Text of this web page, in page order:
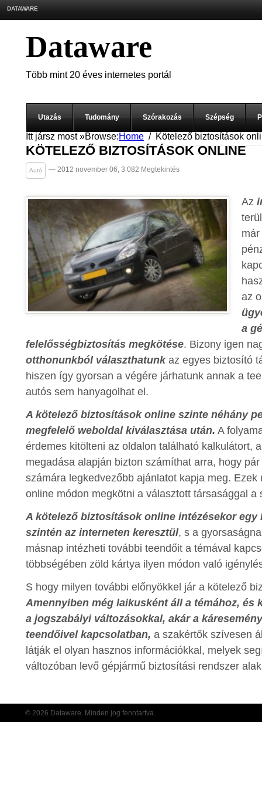
DATAWARE
Dataware
Több mint 20 éves internetes portál
Utazás Tudomány Szórakozás Szépség
Itt jársz most »Browse:Home Kötelező biztosítások
KÖTELEZŐ BIZTOSÍTÁSOK ONLINE
Autó — 2012 november 06, 3 082 Megtekintés
Az
az
a
felelősségbiztosítás megkötése. Bizony igen
otthonunkból választhatunk az egyes biztosító
hiszen így gyorsan a végére járhatunk annak a
autós sem hanyagolhat el.
A kötelező biztosítások online szinte néhány
megfelelő weboldal kiválasztása után. A
érdemes kitölteni az oldalon található kalkulátort,
megadása alapján bizton számíthat arra, hogy
számára legkedvezőbb ajánlatot kapja meg.
online módon megkötni a választott társasággal a
A kötelező biztosítások online intézésekor egy
szintén az interneten keresztül, s a
másnap intézheti további teendőit a témával
többségében zöld kártya ilyen módon való
S hogy milyen további előnyökkel jár a kötelező
Amennyiben még laikusként áll a témához, és
a jogszabályi változásokkal, akár a
teendőivel kapcsolatban, a szakértők szívesen
látják el olyan hasznos információkkal, melyek
változóban levő gépjármű biztosítási rendszer
© 2026 Dataware. Minden jog fenntartva.